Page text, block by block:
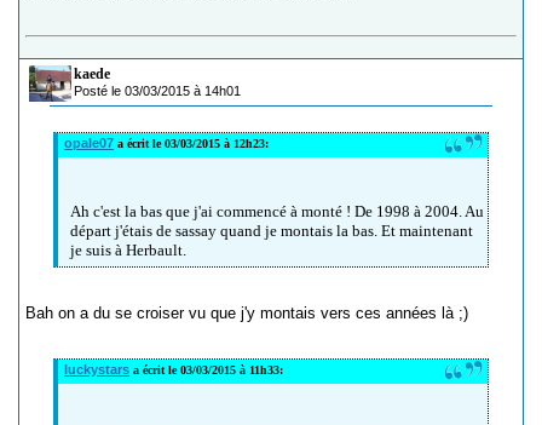
kaede
Posté le 03/03/2015 à 14h01
opale07 a écrit le 03/03/2015 à 12h23:
Ah c'est la bas que j'ai commencé à monté ! De 1998 à 2004. Au
départ j'étais de sassay quand je montais la bas. Et maintenant
je suis à Herbault.
Bah on a du se croiser vu que j'y montais vers ces années là ;)
luckystars a écrit le 03/03/2015 à 11h33: